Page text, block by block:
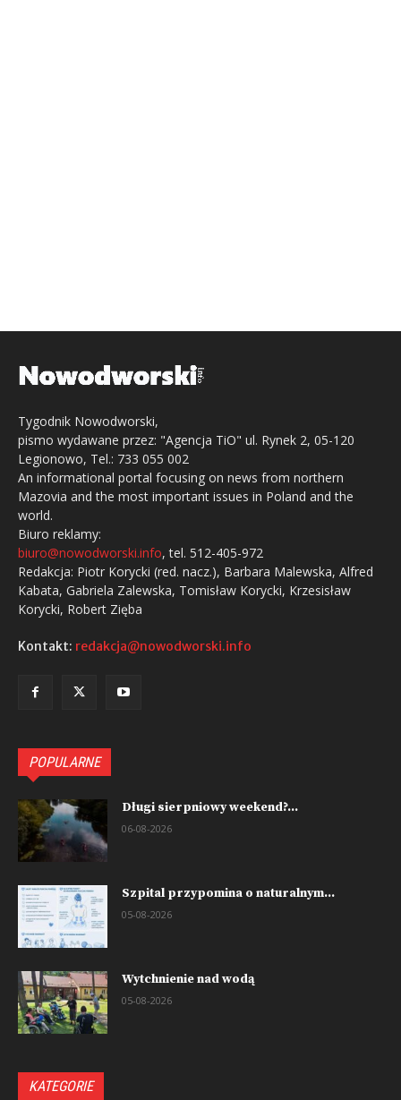
Tygodnik Nowodworski,
pismo wydawane przez: "Agencja TiO" ul. Rynek 2, 05-120
Legionowo, Tel.: 733 055 002
An informational portal focusing on news from northern
Mazovia and the most important issues in Poland and the
world.
Biuro reklamy:
biuro@nowodworski.info, tel. 512-405-972
Redakcja: Piotr Korycki (red. nacz.), Barbara Malewska, Alfred
Kabata, Gabriela Zalewska, Tomisław Korycki, Krzesisław
Korycki, Robert Zięba
Kontakt: redakcja@nowodworski.info
POPULARNE
Długi sierpniowy weekend?...
06-08-2026
Szpital przypomina o naturalnym...
05-08-2026
Wytchnienie nad wodą
05-08-2026
KATEGORIE